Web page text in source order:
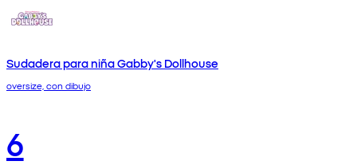
Sudadera para niña Gabby's Dollhouse
oversize, con dibujo
6